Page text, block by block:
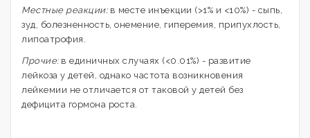
Местные реакции:в месте инъекции (>1% и <10%) - сыпь,
зуд, болезненность, онемение, гиперемия, припухлость,
липоатрофия.
Прочие:в единичных случаях (<0.01%) - развитие
лейкоза у детей, однако частота возникновения
лейкемии не отличается от таковой у детей без
дефицита гормона роста.